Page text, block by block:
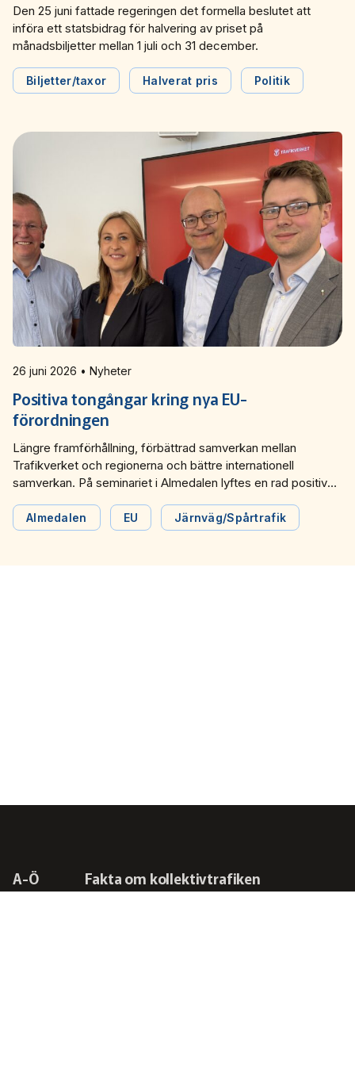
Den 25 juni fattade regeringen det formella beslutet att
införa ett statsbidrag för halvering av priset på
månadsbiljetter mellan 1 juli och 31 december.
Biljetter/taxor Halverat pris Politik
26 juni 2026 • Nyheter
Positiva tongångar kring nya EU-
förordningen
Längre framförhållning, förbättrad samverkan mellan
Trafikverket och regionerna och bättre internationell
samverkan. På seminariet i Almedalen lyftes en rad positiva
Almedalen EU Järnväg/Spårtrafik
A-Ö Fakta om kollektivtrafiken